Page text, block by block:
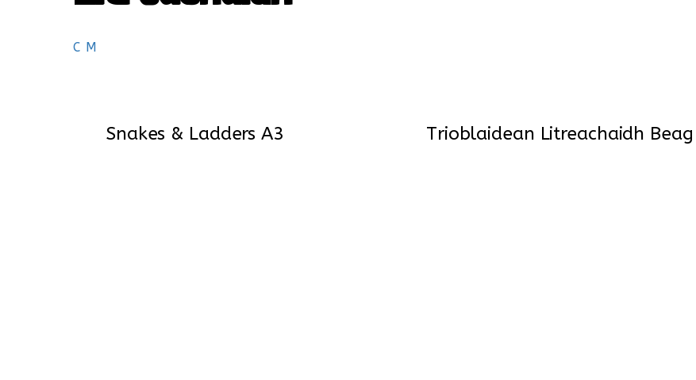
C M
Snakes & Ladders A3 Trioblaidean Litreachaidh Beag